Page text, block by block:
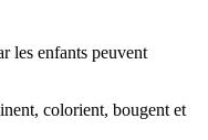
les enfants peuvent
colorient, bougent et